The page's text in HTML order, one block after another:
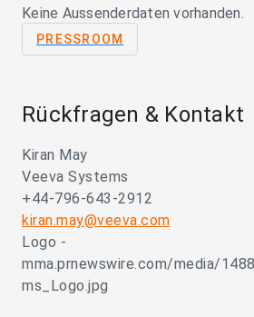
Keine Aussenderdaten vorhanden.
PRESSROOM
Rückfragen & Kontakt
Kiran May
Veeva Systems
+44-796-643-2912
kiran.may@veeva.com
Logo -
mma.prnewswire.com/media/
ms_Logo.jpg